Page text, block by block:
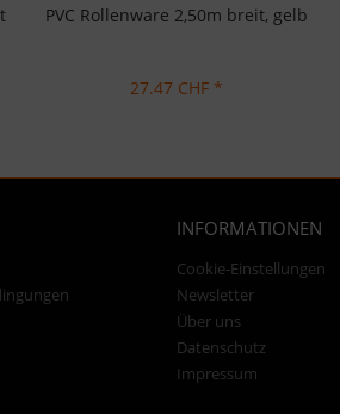
PVC Rollenware 2,50m breit, gelb
27.47 CHF *
INFORMATIONEN
Cookie-Einstellungen
Newsletter
Über uns
Datenschutz
Impressum